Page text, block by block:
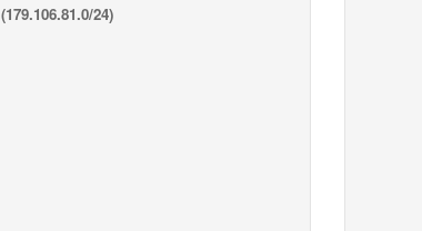
(179.106.81.0/24)